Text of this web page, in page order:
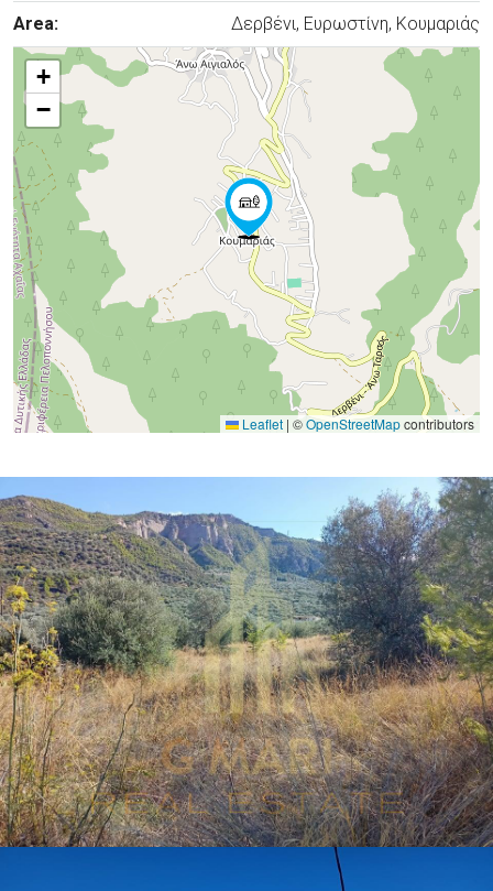
Area: Δερβένι, Ευρωστίνη, Κουμαριάς
+
−
Leaflet | ©OpenStreetMapcontributors